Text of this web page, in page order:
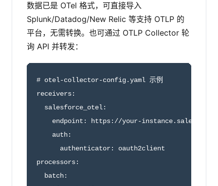
数据已是 OTel 格式，可直接导入
Splunk/Datadog/New Relic 等支持 OTLP 的
平台，无需转换。也可通过 OTLP Collector 轮
询 API 并转发：
# otel-collector-config.yaml 示例
receivers:
  salesforce_otel:
endpoint: https://your-
    auth:
      authenticator: oauth2client
processors:
  batch: